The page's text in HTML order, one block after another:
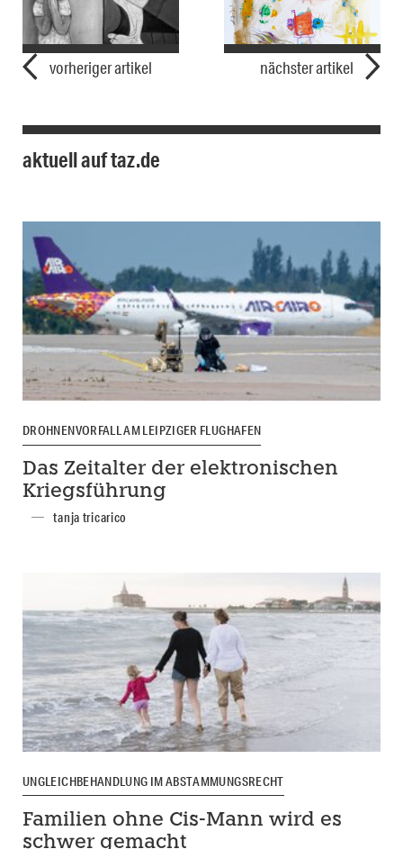
vorheriger artikel nächster artikel
aktuell auf taz.de
DROHNENVORFALL AM LEIPZIGER FLUGHAFEN
Das Zeitalter der elektronischen
Kriegsführung
tanja tricarico
UNGLEICHBEHANDLUNG IM ABSTAMMUNGSRECHT
Familien ohne Cis-Mann wird es
schwer gemacht